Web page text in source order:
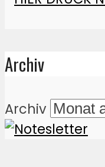
Archiv
Archiv